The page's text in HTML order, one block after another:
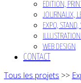
EDITION, PRINT
JOURNAUX,
EXPO,
WEB DESIGN
CONTACT
Tous les projets >>